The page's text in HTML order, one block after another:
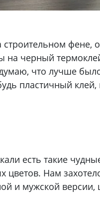
строительном фене,
на черный
что лучше
пластичный
есть такие
цветов. Нам
и мужской версии,